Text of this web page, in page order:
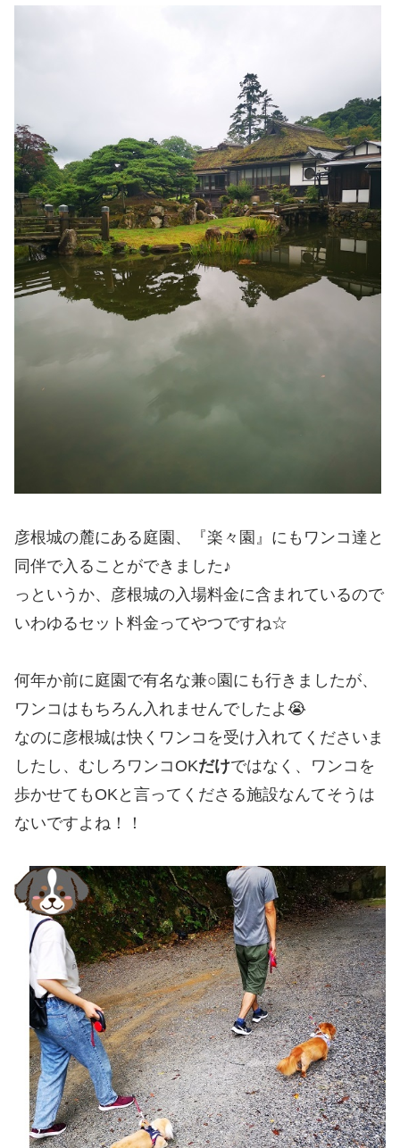
彦根城の麓にある庭園、『楽々園』にもワンコ達と
同伴で入ることができました♪
っというか、彦根城の入場料金に含まれているので
いわゆるセット料金ってやつですね☆
何年か前に庭園で有名な兼○園にも行きましたが、
ワンコはもちろん入れませんでしたよ😭
なのに彦根城は快くワンコを受け入れてくださいま
したし、むしろワンコOKだけではなく、ワンコを
歩かせてもOKと言ってくださる施設なんてそうは
ないですよね！！